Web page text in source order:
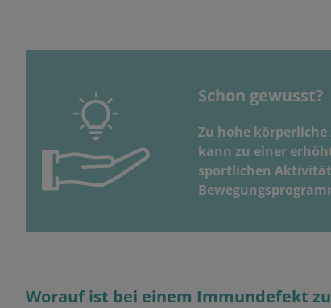
Schon gewusst?
Zu hohe
kann zu einer
sportlichen
Worauf ist bei einem Immundefekt